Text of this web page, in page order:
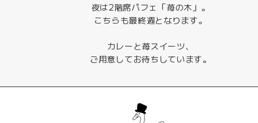
夜は2階席パフェ「苺の木」。
こちらも最終週となります。
カレーと苺スイーツ、
ご用意してお待ちしています。